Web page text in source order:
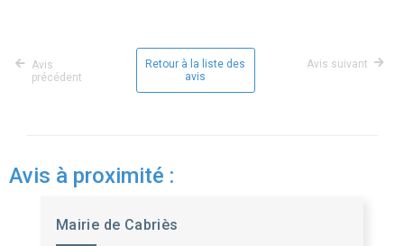
Avis
précédent
Retour à la liste des
avis
Avis suivant
Avis à proximité :
Mairie de Cabriès